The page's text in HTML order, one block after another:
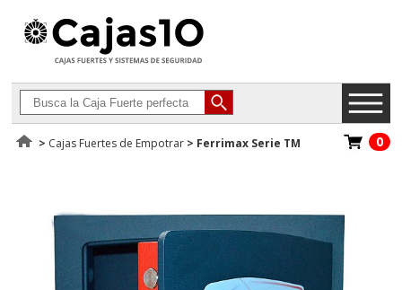
> Cajas Fuertes de Empotrar > Ferrimax Serie TM 0